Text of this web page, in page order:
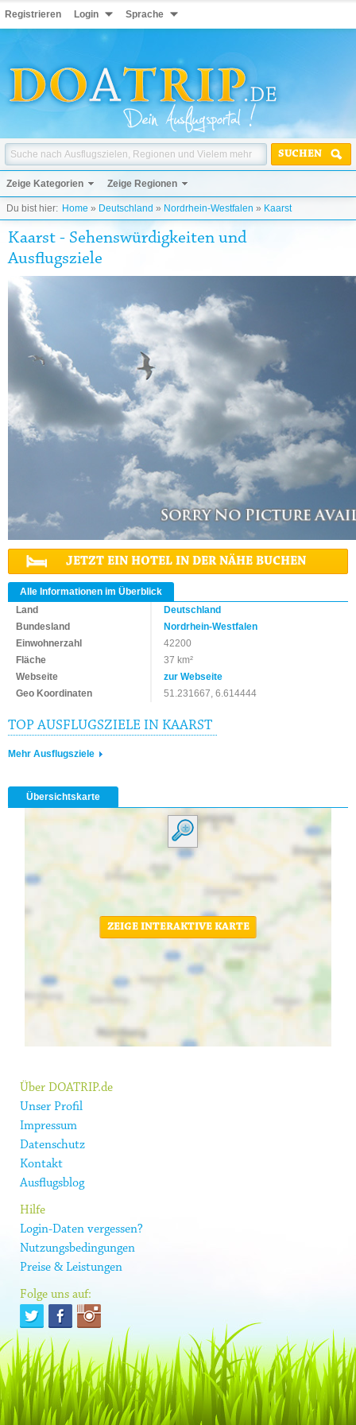
Registrieren Login Sprache
SUCHEN
Zeige Kategorien Zeige Regionen
Du bist hier: Home » Deutschland » Nordrhein-Westfalen » Kaarst
Kaarst - Sehenswürdigkeiten und
Ausflugsziele
JETZT EIN HOTEL IN DER NÄHE BUCHEN
Alle Informationen im Überblick
Land
Deutschland
Bundesland
Nordrhein-Westfalen
Einwohnerzahl
42200
Fläche
37 km²
Webseite
zur Webseite
Geo Koordinaten
51.231667, 6.614444
TOP AUSFLUGSZIELE IN KAARST
Mehr Ausflugsziele
Übersichtskarte
ZEIGE INTERAKTIVE KARTE
Über DOATRIP.de
Unser Profil
Impressum
Datenschutz
Kontakt
Ausflugsblog
Hilfe
Login-Daten vergessen?
Nutzungsbedingungen
Preise & Leistungen
Folge uns auf: